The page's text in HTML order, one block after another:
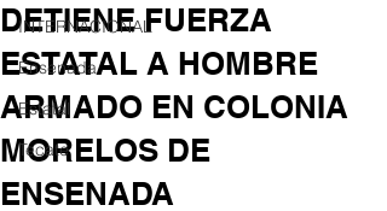
INTERNACIONAL
Ensenada
Estatal
Tecate
DETIENE FUERZA
ESTATAL A HOMBRE
ARMADO EN COLONIA
MORELOS DE
ENSENADA